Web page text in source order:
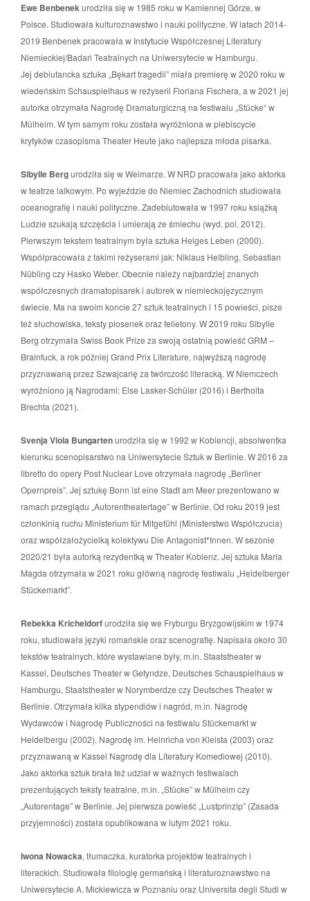
Ewe Benbenekurodziła się w 1985 roku w Kamiennej Górze, w
Polsce. Studiowała kulturoznawstwo i nauki polityczne. W latach 2014-
2019 Benbenek pracowała w Instytucie Współczesnej Literatury
Niemieckiej/Badań Teatralnych na Uniwersytecie w Hamburgu.
Jej debiutancka sztuka „Bękart tragedii” miała premierę w 2020 roku w
wiedeńskim Schauspielhaus w reżyserii Floriana Fischera, a w 2021 jej
autorka otrzymała Nagrodę Dramaturgiczną na festiwalu „Stücke“ w
Mülheim. W tym samym roku została wyróżniona w plebiscycie
krytyków czasopisma Theater Heute jako najlepsza młoda pisarka.
Sibylle Bergurodziła się w Weimarze. W NRD pracowała jako aktorka
w teatrze lalkowym. Po wyjeździe do Niemiec Zachodnich studiowała
oceanografię i nauki polityczne. Zadebiutowała w 1997 roku książką
Ludzie szukają szczęścia i umierają ze śmiechu (wyd. pol. 2012).
Pierwszym tekstem teatralnym była sztuka Helges Leben (2000).
Współpracowała z takimi reżyserami jak: Niklaus Helbling, Sebastian
Nübling czy Hasko Weber. Obecnie należy najbardziej znanych
współczesnych dramatopisarek i autorek w niemieckojęzycznym
świecie. Ma na swoim koncie 27 sztuk teatralnych i 15 powieści, pisze
też słuchowiska, teksty piosenek oraz felietony. W 2019 roku Sibylle
Berg otrzymała Swiss Book Prize za swoją ostatnią powieść GRM –
Brainfuck, a rok póżniej Grand Prix Literature, najwyższą nagrodę
przyznawaną przez Szwajcarię za twórczość literacką. W Niemczech
wyróżniono ją Nagrodami: Else Lasker-Schüler (2016) i Bertholta
Brechta (2021).
Svenja Viola Bungartenurodziła się w 1992 w Koblencji, absolwentka
kierunku scenopisarstwo na Uniwersytecie Sztuk w Berlinie. W 2016 za
libretto do opery Post Nuclear Love otrzymała nagrodę „Berliner
Opernpreis”. Jej sztukę Bonn ist eine Stadt am Meer prezentowano w
ramach przeglądu „Autorentheatertage” w Berlinie. Od roku 2019 jest
członkinią ruchu Ministerium für Mitgefühl (Ministerstwo Współczucia)
oraz współzałożycielką kolektywu Die Antagonist*Innen. W sezonie
2020/21 była autorką rezydentką w Theater Koblenz. Jej sztuka Maria
Magda otrzymała w 2021 roku główną nagrodę festiwalu „Heidelberger
Stückemarkt”.
Rebekka Kricheldorfurodziła się we Fryburgu Bryzgowijskim w 1974
roku, studiowała języki romańskie oraz scenografię. Napisała około 30
tekstów teatralnych, które wystawiane były, m.in. Staatstheater w
Kassel, Deutsches Theater w Getyndze, Deutsches Schauspielhaus w
Hamburgu, Staatstheater w Norymberdze czy Deutsches Theater w
Berlinie. Otrzymała kilka stypendiów i nagród, m.in. Nagrodę
Wydawców i Nagrodę Publiczności na festiwalu Stückemarkt w
Heidelbergu (2002), Nagrodę im. Heinricha von Kleista (2003) oraz
przyznawaną w Kassel Nagrodę dla Literatury Komediowej (2010).
Jako aktorka sztuk brała też udział w ważnych festiwalach
prezentujących teksty teatralne, m.in. „Stücke” w Mülheim czy
„Autorentage” w Berlinie. Jej pierwsza powieść „Lustprinzip” (Zasada
przyjemności) została opublikowana w lutym 2021 roku.
Iwona Nowacka, tłumaczka, kuratorka projektów teatralnych i
literackich. Studiowała filologię germańską i literaturoznawstwo na
Uniwersytecie A. Mickiewicza w Poznaniu oraz Universita degli Studi w